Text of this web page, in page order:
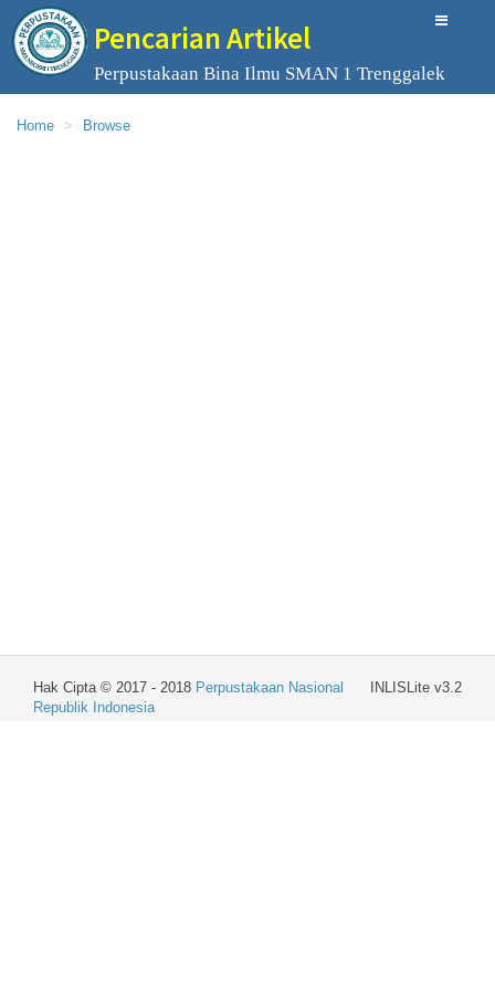
Pencarian Artikel
Perpustakaan Bina Ilmu SMAN 1 Trenggalek
Home Browse
INLISLite v3.2
Hak Cipta © 2017 - 2018 Perpustakaan Nasional
Republik Indonesia